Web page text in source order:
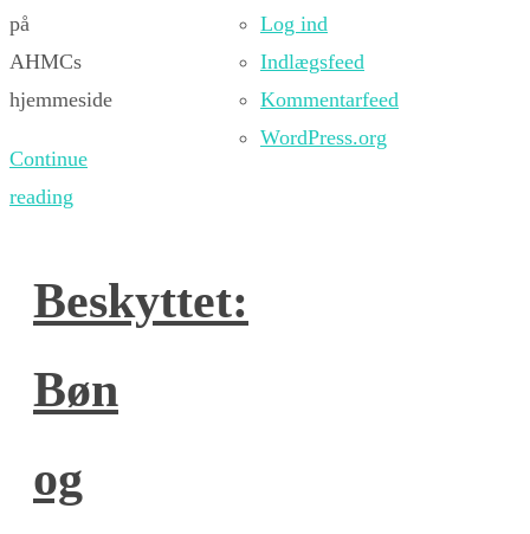
på
AHMCs
hjemmeside
Continue
reading
Beskyttet:
Bøn
og
Log ind
Indlægsfeed
Kommentarfeed
WordPress.org